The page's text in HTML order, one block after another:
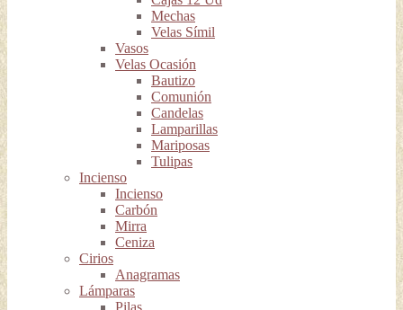
Mechas
Velas Símil
Vasos
Velas Ocasión
Bautizo
Comunión
Candelas
Lamparillas
Mariposas
Tulipas
Incienso
Incienso
Carbón
Mirra
Ceniza
Cirios
Anagramas
Lámparas
Pilas